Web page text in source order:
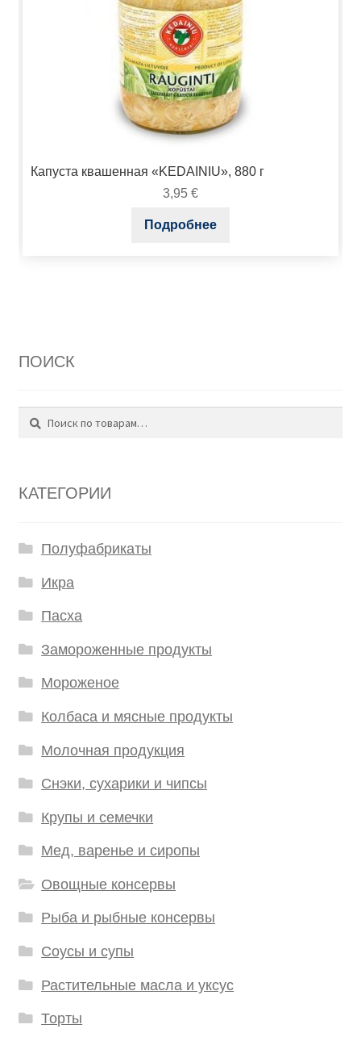
Капуста квашенная «KEDAINIU», 880 г
3,95 €
Подробнее
ПОИСК
Поиск
КАТЕГОРИИ
Полуфабрикаты
Икра
Пасха
Замороженные продукты
Мороженое
Колбаса и мясные продукты
Молочная продукция
Снэки, сухарики и чипсы
Крупы и семечки
Мед, варенье и сиропы
Овощные консервы
Рыба и рыбные консервы
Соусы и супы
Растительные масла и уксус
Торты